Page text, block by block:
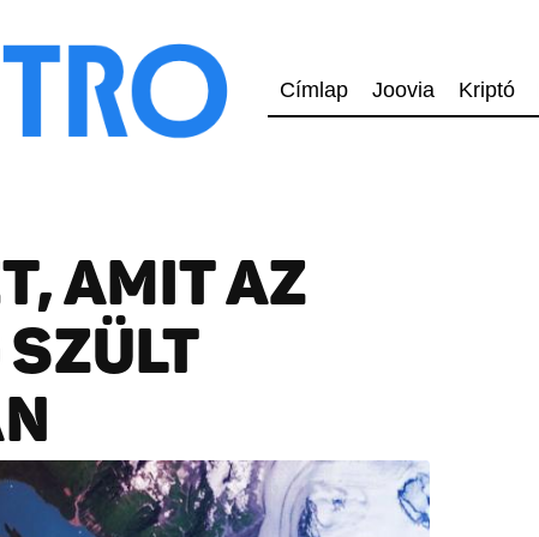
Címlap Joovia Kriptó
AMIT AZ
SZÜLT